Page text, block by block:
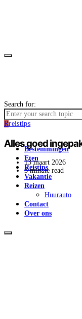
Bestemmingen
Eten
Reistips
Vakantie
Reizen
Huurauto
Contact
Over ons
Search for:
Rreistips
Alles goed
13 maart 2026
3 minute read